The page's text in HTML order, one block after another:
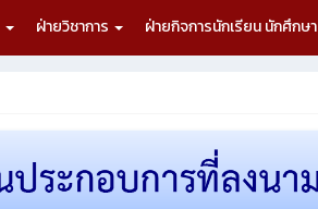
ฝ่ายวิชาการ ฝ่ายกิจการนักเรียน นักศึกษา